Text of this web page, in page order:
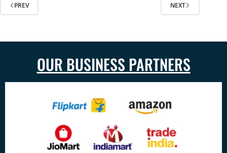
PREV NEXT
OUR BUSINESS PARTNERS